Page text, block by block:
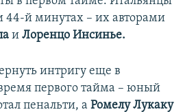
44-й минутах – их авторами
и Лоренцо Инсинье.
интригу еще в
первого тайма – юный
пенальти, а Ромелу Лукаку